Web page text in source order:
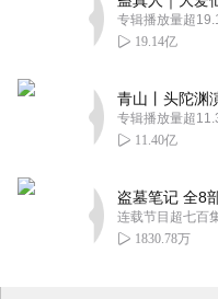
专辑播放量超
19.14亿
专辑播放量超
11.40亿
连载节目超七百
1830.78万